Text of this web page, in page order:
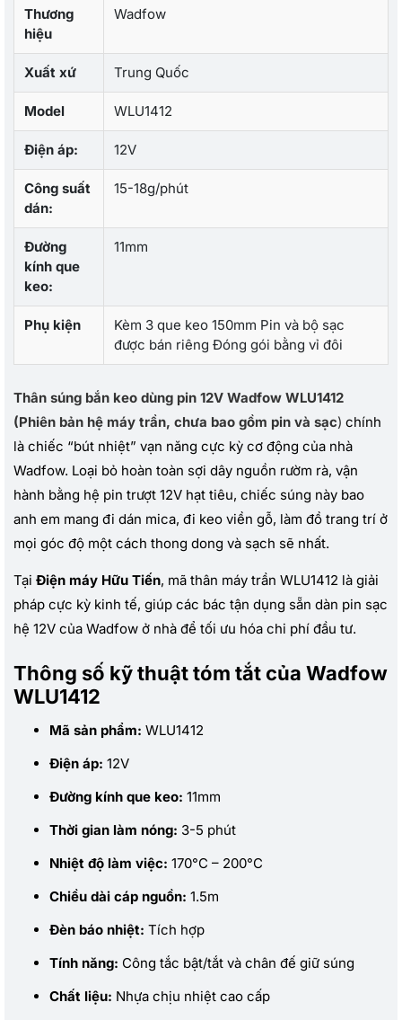
Thương
hiệu
Wadfow
Xuất xứ Trung Quốc
Model WLU1412
Điện áp: 12V
Công suất
dán:
15-18g/phút
Đường
kính que
keo:
11mm
Phụ kiện
Kèm 3 que keo 150mm Pin và bộ sạc
được bán riêng Đóng gói bằng vỉ đôi
Thân súng bắn keo dùng pin 12V Wadfow WLU1412
(Phiên bản hệ máy trần, chưa bao gồm pin và sạc) chính
là chiếc “bút nhiệt” vạn năng cực kỳ cơ động của nhà
Wadfow. Loại bỏ hoàn toàn sợi dây nguồn rườm rà, vận
hành bằng hệ pin trượt 12V hạt tiêu, chiếc súng này bao
anh em mang đi dán mica, đi keo viền gỗ, làm đồ trang trí ở
mọi góc độ một cách thong dong và sạch sẽ nhất.
Tại Điện máy Hữu Tiến, mã thân máy trần WLU1412 là giải
pháp cực kỳ kinh tế, giúp các bác tận dụng sẵn dàn pin sạc
hệ 12V của Wadfow ở nhà để tối ưu hóa chi phí đầu tư.
Thông số kỹ thuật tóm tắt của Wadfow
WLU1412
Mã sản phẩm: WLU1412
Điện áp: 12V
Đường kính que keo: 11mm
Thời gian làm nóng: 3-5 phút
Nhiệt độ làm việc: 170°C – 200°C
Chiều dài cáp nguồn: 1.5m
Đèn báo nhiệt: Tích hợp
Tính năng: Công tắc bật/tắt và chân đế giữ súng
Chất liệu: Nhựa chịu nhiệt cao cấp